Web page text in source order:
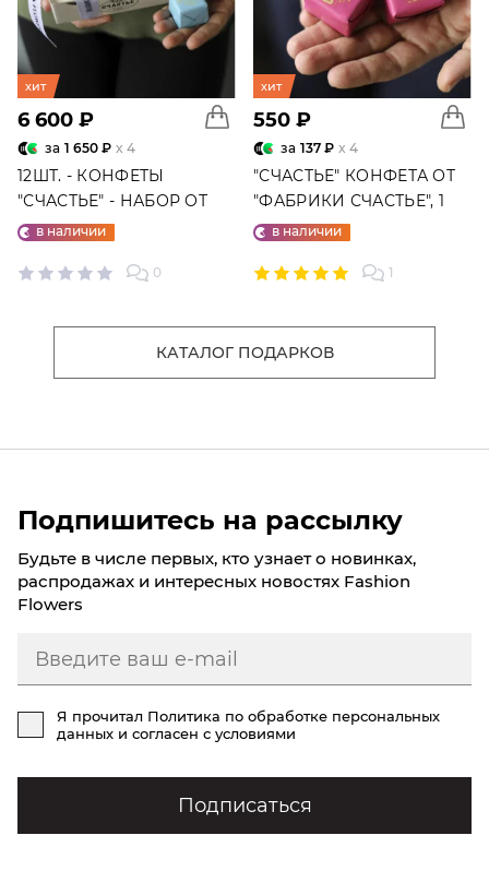
хит
6 600 ₽
за 1 650 ₽ x 4
12ШТ. - КОНФЕТЫ
"СЧАСТЬЕ" - НАБОР ОТ
"ФАБРИКИ СЧАСТЬЕ"
в наличии
0
хит
550 ₽
за 137 ₽ x 4
"СЧАСТЬЕ" КОНФЕТА ОТ
"ФАБРИКИ СЧАСТЬЕ", 1
ШТ.в наличии
1
КАТАЛОГ ПОДАРКОВ
Подпишитесь на рассылку
Будьте в числе первых, кто узнает о новинках,
распродажах и интересных новостях Fashion
Flowers
Я прочитал Политика по обработке персональных
данных и согласен с условиями
Подписаться